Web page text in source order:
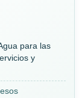
para las
y